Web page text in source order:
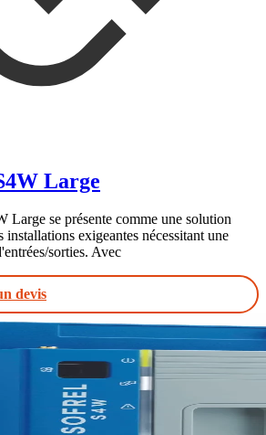
Large
Large se présente comme une solution
installations exigeantes nécessitant une
sorties. Avec
devis